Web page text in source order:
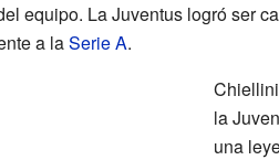
equipo. La Juventus logró ser
a laSerie A.
la
una